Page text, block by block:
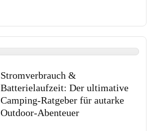
Stromverbrauch &
Batterielaufzeit: Der ultimative
Camping-Ratgeber für autarke
Outdoor-Abenteuer